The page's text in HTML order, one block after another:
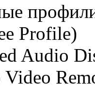
Profile)
Audio